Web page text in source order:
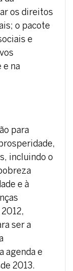
os direitos
o pacote
e
e na
para
incluindo o
e à
ser a
agenda e
2013.